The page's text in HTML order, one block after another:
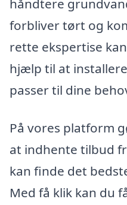
håndtere
forbliver tørt og
rette ekspertise
hjælp til at
passer til dine
På vores platform
at indhente tilbud
kan finde det
Med få klik kan du